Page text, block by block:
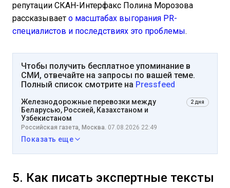
репутации СКАН-Интерфакс Полина Морозова
рассказывает о масштабах выгорания PR-
специалистов и последствиях это проблемы.
Чтобы получить бесплатное упоминание в
СМИ, отвечайте на запросы по вашей теме.
Полный список смотрите на Pressfeed
Железнодорожные перевозки между
Беларусью, Россией, Казахстаном и
Узбекистаном
2 дня
Российская газета, Москва. 07.08.2026 22:49
Показать еще
5. Как писать экспертные тексты